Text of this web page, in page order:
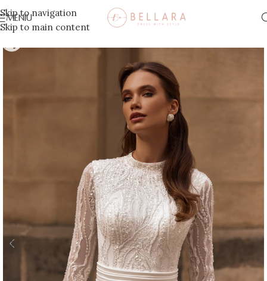
Skip to navigation
Skip to main content
MENIU